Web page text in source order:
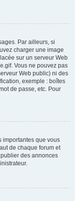
Par ailleurs, si
charger une image
sur un serveur Web
Vous ne pouvez pas
Web public) ni des
exemple : boîtes
de passe, etc. Pour
importantes que vous
de chaque forum et
des annonces